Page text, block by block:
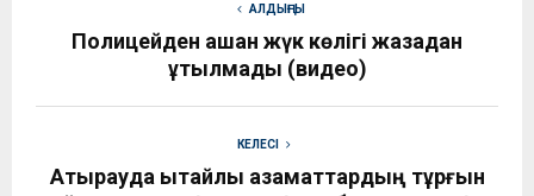
АЛДЫҢҒЫ
Полицейден қашқан жүк көлігі жазадан
құтылмады (видео)
КЕЛЕСІ
Атырауда қытайлық азаматтардың тұрғын